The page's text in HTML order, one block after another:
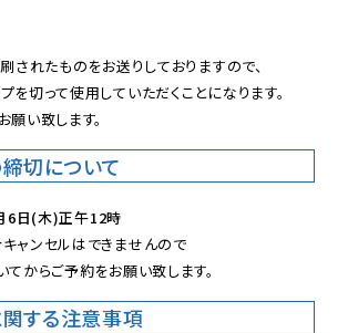
されたものをお送りしておりますので、
を切って使用していただくことになります。
い致します。
切について
6日(木)正午12時
ャンセルはできませんので
てからご予約をお願い致します。
する注意事項